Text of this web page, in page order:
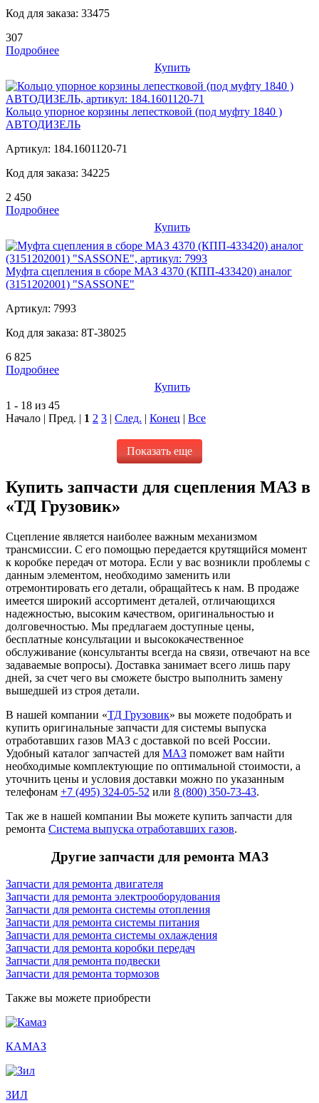
Код для заказа: 33475
307
Подробнее
Купить
Кольцо упорное корзины лепестковой (под муфту 1840 )
АВТОДИЗЕЛЬ
Артикул: 184.1601120-71
Код для заказа: 34225
2 450
Подробнее
Купить
Муфта сцепления в сборе МАЗ 4370 (КПП-433420) аналог
(3151202001) "SASSONE"
Артикул: 7993
Код для заказа: 8Т-38025
6 825
Подробнее
Купить
1 - 18 из 45
Начало | Пред. | 1 2 3 | След. | Конец | Все
Показать еще
Купить запчасти для сцепления МАЗ в
«ТД Грузовик»
Сцепление является наиболее важным механизмом
трансмиссии. С его помощью передается крутящийся момент
к коробке передач от мотора. Если у вас возникли проблемы с
данным элементом, необходимо заменить или
отремонтировать его детали, обращайтесь к нам. В продаже
имеется широкий ассортимент деталей, отличающихся
надежностью, высоким качеством, оригинальностью и
долговечностью. Мы предлагаем доступные цены,
бесплатные консультации и высококачественное
обслуживание (консультанты всегда на связи, отвечают на все
задаваемые вопросы). Доставка занимает всего лишь пару
дней, за счет чего вы сможете быстро выполнить замену
вышедшей из строя детали.
В нашей компании «ТД Грузовик» вы можете подобрать и
купить оригинальные запчасти для системы выпуска
отработавших газов МАЗ с доставкой по всей России.
Удобный каталог запчастей для МАЗ поможет вам найти
необходимые комплектующие по оптимальной стоимости, а
уточнить цены и условия доставки можно по указанным
телефонам +7 (495) 324-05-52 или 8 (800) 350-73-43.
Так же в нашей компании Вы можете купить запчасти для
ремонта Система выпуска отработавших газов.
Другие запчасти для ремонта МАЗ
Запчасти для ремонта двигателя
Запчасти для ремонта электрооборудования
Запчасти для ремонта системы отопления
Запчасти для ремонта системы питания
Запчасти для ремонта системы охлаждения
Запчасти для ремонта коробки передач
Запчасти для ремонта подвески
Запчасти для ремонта тормозов
Также вы можете приобрести
КАМАЗ
ЗИЛ